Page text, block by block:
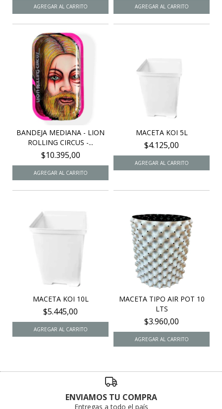
BANDEJA MEDIANA - LION
ROLLING CIRCUS -...
$10.395,00
MACETA KOI 5L
$4.125,00
MACETA KOI 10L
$5.445,00
MACETA TIPO AIR POT 10
LTS
$3.960,00
ENVIAMOS TU COMPRA
Entregas a todo el país